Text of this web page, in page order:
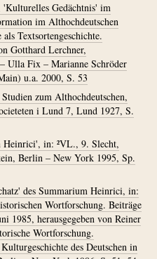
Gedächtnis' im
im Althochdeutschen
Textsortengeschichte.
Gotthard Lerchner,
Ulla Fix – Marianne Schröder
u.a. 2000, S. 53
zum Althochdeutschen,
i Lund 7, Lund 1927, S.
Heinrici', in: ²VL., 9. Slecht,
Berlin – New York 1995, Sp.
des Summarium Heinrici, in:
Wortforschung. Beiträge
1985, herausgegeben von Reiner
Wortforschung.
des Deutschen in